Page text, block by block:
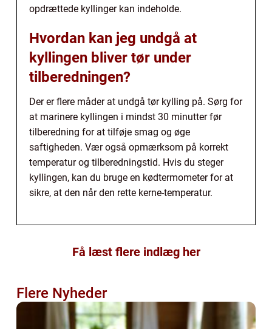
opdrættede kyllinger kan indeholde.
Hvordan kan jeg undgå at
kyllingen bliver tør under
tilberedningen?
Der er flere måder at undgå tør kylling på. Sørg for
at marinere kyllingen i mindst 30 minutter før
tilberedning for at tilføje smag og øge
saftigheden. Vær også opmærksom på korrekt
temperatur og tilberedningstid. Hvis du steger
kyllingen, kan du bruge en kødtermometer for at
sikre, at den når den rette kerne-temperatur.
Få læst flere indlæg her
Flere Nyheder